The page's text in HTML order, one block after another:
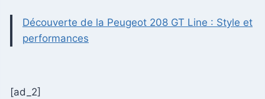
Découverte de la Peugeot 208 GT Line : Style et
performances
[ad_2]